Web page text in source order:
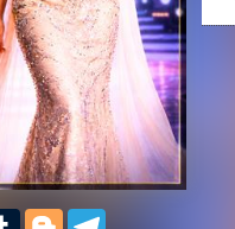
TumblrBlogger